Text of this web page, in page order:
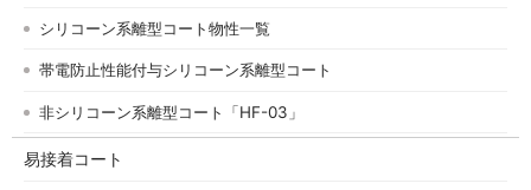
シリコーン系離型コート物性一覧
帯電防止性能付与シリコーン系離型コート
非シリコーン系離型コート「HF-03」
易接着コート